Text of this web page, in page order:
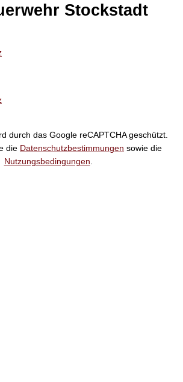
Stockstadt
durch das Google reCAPTCHA geschützt.
die Datenschutzbestimmungen sowie die
Nutzungsbedingungen.